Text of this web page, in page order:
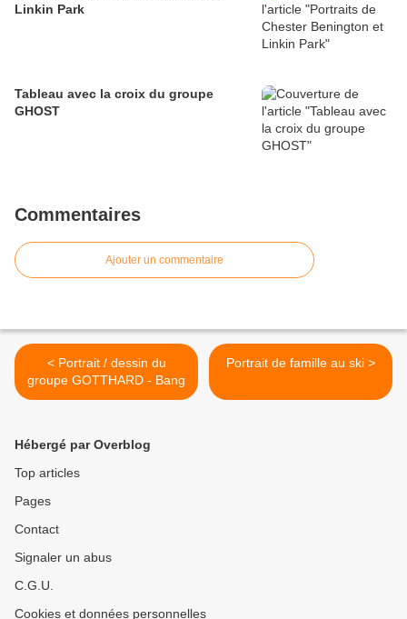
Linkin Park
Tableau avec la croix du groupe
GHOST
Commentaires
Ajouter un commentaire
< Portrait / dessin du
groupe GOTTHARD - Bang
Portrait de famille au ski >
Hébergé par Overblog
Top articles
Pages
Contact
Signaler un abus
C.G.U.
Cookies et données personnelles